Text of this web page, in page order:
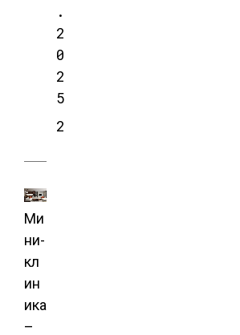
.
2
0
2
5
2
Ми
ни-
кл
ин
ика
–